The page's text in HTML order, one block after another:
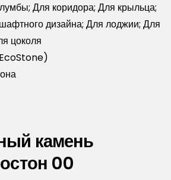
Для коридора; Для крыльца;
дизайна; Для лоджии; Для
цоколя
камень
00